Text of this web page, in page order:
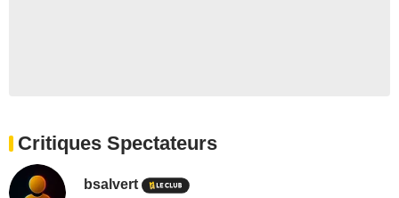
Critiques Spectateurs
bsalvert